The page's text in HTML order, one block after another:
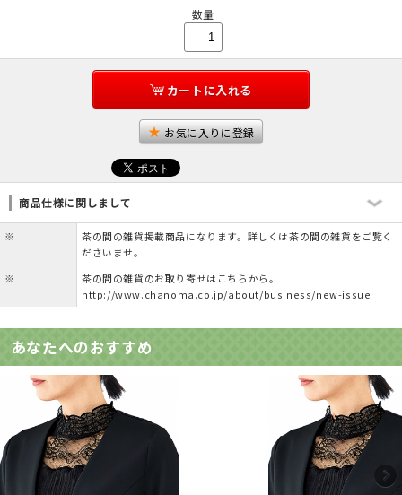
数量
カートに入れる
お気に入りに登録
商品仕様に関しまして
※
茶の間の雑貨掲載商品になります。詳しくは茶の間の雑貨をご覧く
ださいませ。
※
茶の間の雑貨のお取り寄せはこちらから。
http://www.chanoma.co.jp/about/business/new-issue
あなたへのおすすめ